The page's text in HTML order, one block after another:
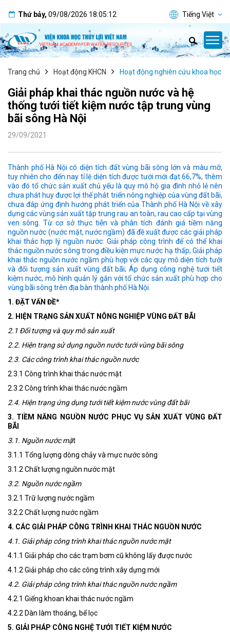
Thứ bảy, 09/08/2026 18:05:13 Tiếng Việt
Trang chủ Hoạt động KHCN Hoạt động nghiên cứu khoa học
Giải pháp khai thác nguồn nước và hệ
thống tưới tiết kiệm nước tập trung vùng
bãi sông Hà Nội
29/09/2021
Thành phố Hà Nội có diện tích đất vùng bãi sông lớn và màu mỡ,
tuy nhiên cho đến nay tỉ lệ diện tích được tưới mới đạt 66,7%, thêm
vào đó tổ chức sản xuất chủ yếu là quy mô hộ gia đình nhỏ lẻ nên
chưa phát huy được lợi thế phát triển nông nghiệp của vùng đất bãi,
chưa đáp ứng định hướng phát triển của Thành phố Hà Nội về xây
dựng các vùng sản xuất tập trung rau an toàn, rau cao cấp tại vùng
ven sông. Từ cơ sở thực tiễn và phân tích đánh giá tiềm năng
nguồn nước (nước mặt, nước ngầm) đã đề xuất được các giải pháp
khai thác hợp lý nguồn nước: Giải pháp công trình để có thể khai
thác nguồn nước sông trong điều kiện mực nước hạ thấp; Giải pháp
khai thác nguồn nước ngầm phù hợp với các quy mô diện tích tưới
và đối tượng sản xuất vùng đất bãi; Áp dụng công nghệ tưới tiết
kiệm nước, mô hình quản lý gắn với tổ chức sản xuất phù hợp cho
vùng bãi sông trên địa bàn thành phố Hà Nội.
1. ĐẶT VẤN ĐỀ*
2. HIỆN TRẠNG SẢN XUẤT NÔNG NGHIỆP VÙNG ĐẤT BÃI
2.1 Đối tượng và quy mô sản xuất
2.2. Hiện trạng sử dụng nguồn nước tưới vùng bãi sông
2.3. Các công trình khai thác nguồn nước
2.3.1 Công trình khai thác nước mặt
2.3.2 Công trình khai thác nước ngầm
2.4. Hiện trạng ứng dụng tưới tiết kiệm nước vùng đất bãi
3. TIỀM NĂNG NGUỒN NƯỚC PHỤC VỤ SẢN XUẤT VÙNG ĐẤT
BÃI
3.1. Nguồn nước mặt
3.1.1 Tổng lượng dòng chảy và mực nước sông
3.1.2 Chất lượng nguồn nước mặt
3.2. Nguồn nước ngầm
3.2.1 Trữ lượng nước ngầm
3.2.2 Chất lượng nước ngầm
4. CÁC GIẢI PHÁP CÔNG TRÌNH KHAI THÁC NGUỒN NƯỚC
4.1. Giải pháp công trình khai thác nguồn nước mặt
4.1.1 Giải pháp cho các trạm bơm cũ không lấy được nước
4.1.2 Giải pháp cho các công trình xây dựng mới
4.2. Giải pháp công trình khai thác nguồn nước ngầm
4.2.1 Giếng khoan khai thác nước ngầm
4.2.2 Dàn làm thoáng, bể lọc
5. GIẢI PHÁP CÔNG NGHỆ TƯỚI TIẾT KIỆM NƯỚC